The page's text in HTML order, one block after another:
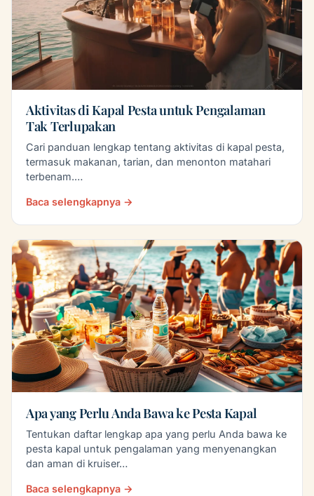
Aktivitas di Kapal Pesta untuk Pengalaman
Tak Terlupakan
Cari panduan lengkap tentang aktivitas di kapal pesta,
termasuk makanan, tarian, dan menonton matahari
terbenam.…
Baca selengkapnya →
Apa yang Perlu Anda Bawa ke Pesta Kapal
Tentukan daftar lengkap apa yang perlu Anda bawa ke
pesta kapal untuk pengalaman yang menyenangkan
dan aman di kruiser…
Baca selengkapnya →